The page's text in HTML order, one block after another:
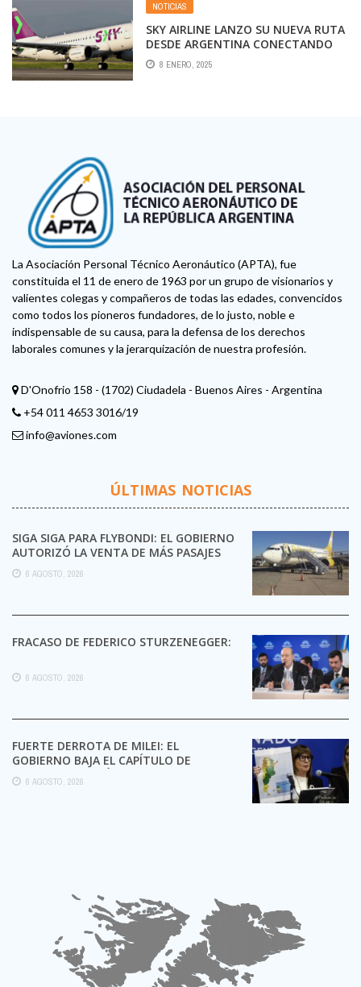
NOTICIAS
SKY AIRLINE LANZO SU NUEVA RUTA
DESDE ARGENTINA CONECTANDO
BUENOS AIRES CON SALVADOR DE
BAHÍA EN BRASIL.
8 ENERO, 2025
La Asociación Personal Técnico Aeronáutico (APTA), fue
constituida el 11 de enero de 1963 por un grupo de visionarios y
valientes colegas y compañeros de todas las edades, convencidos
como todos los pioneros fundadores, de lo justo, noble e
indispensable de su causa, para la defensa de los derechos
laborales comunes y la jerarquización de nuestra profesión.
D'Onofrio 158 - (1702) Ciudadela - Buenos Aires - Argentina
+54 011 4653 3016/19
info@aviones.com
ÚLTIMAS NOTICIAS
SIGA SIGA PARA FLYBONDI: EL GOBIERNO
AUTORIZÓ LA VENTA DE MÁS PASAJES
6 AGOSTO, 2026
FRACASO DE FEDERICO STURZENEGGER:
6 AGOSTO, 2026
FUERTE DERROTA DE MILEI: EL
GOBIERNO BAJA EL CAPÍTULO DE
EXTRANJERIZACIÓN DE TIERRAS
6 AGOSTO, 2026